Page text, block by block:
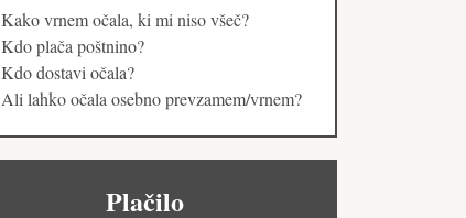
Kako vrnem očala, ki mi niso všeč?
Kdo plača poštnino?
Kdo dostavi očala?
Ali lahko očala osebno prevzamem/vrnem?
Plačilo